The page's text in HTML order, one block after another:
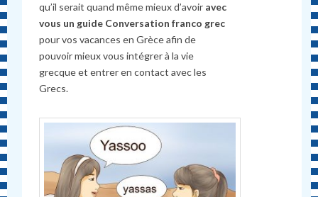
qu’il serait quand même mieux d’avoir avec
vous un guide Conversation franco grec
pour vos vacances en Grèce afin de
pouvoir mieux vous intégrer à la vie
grecque et entrer en contact avec les
Grecs.